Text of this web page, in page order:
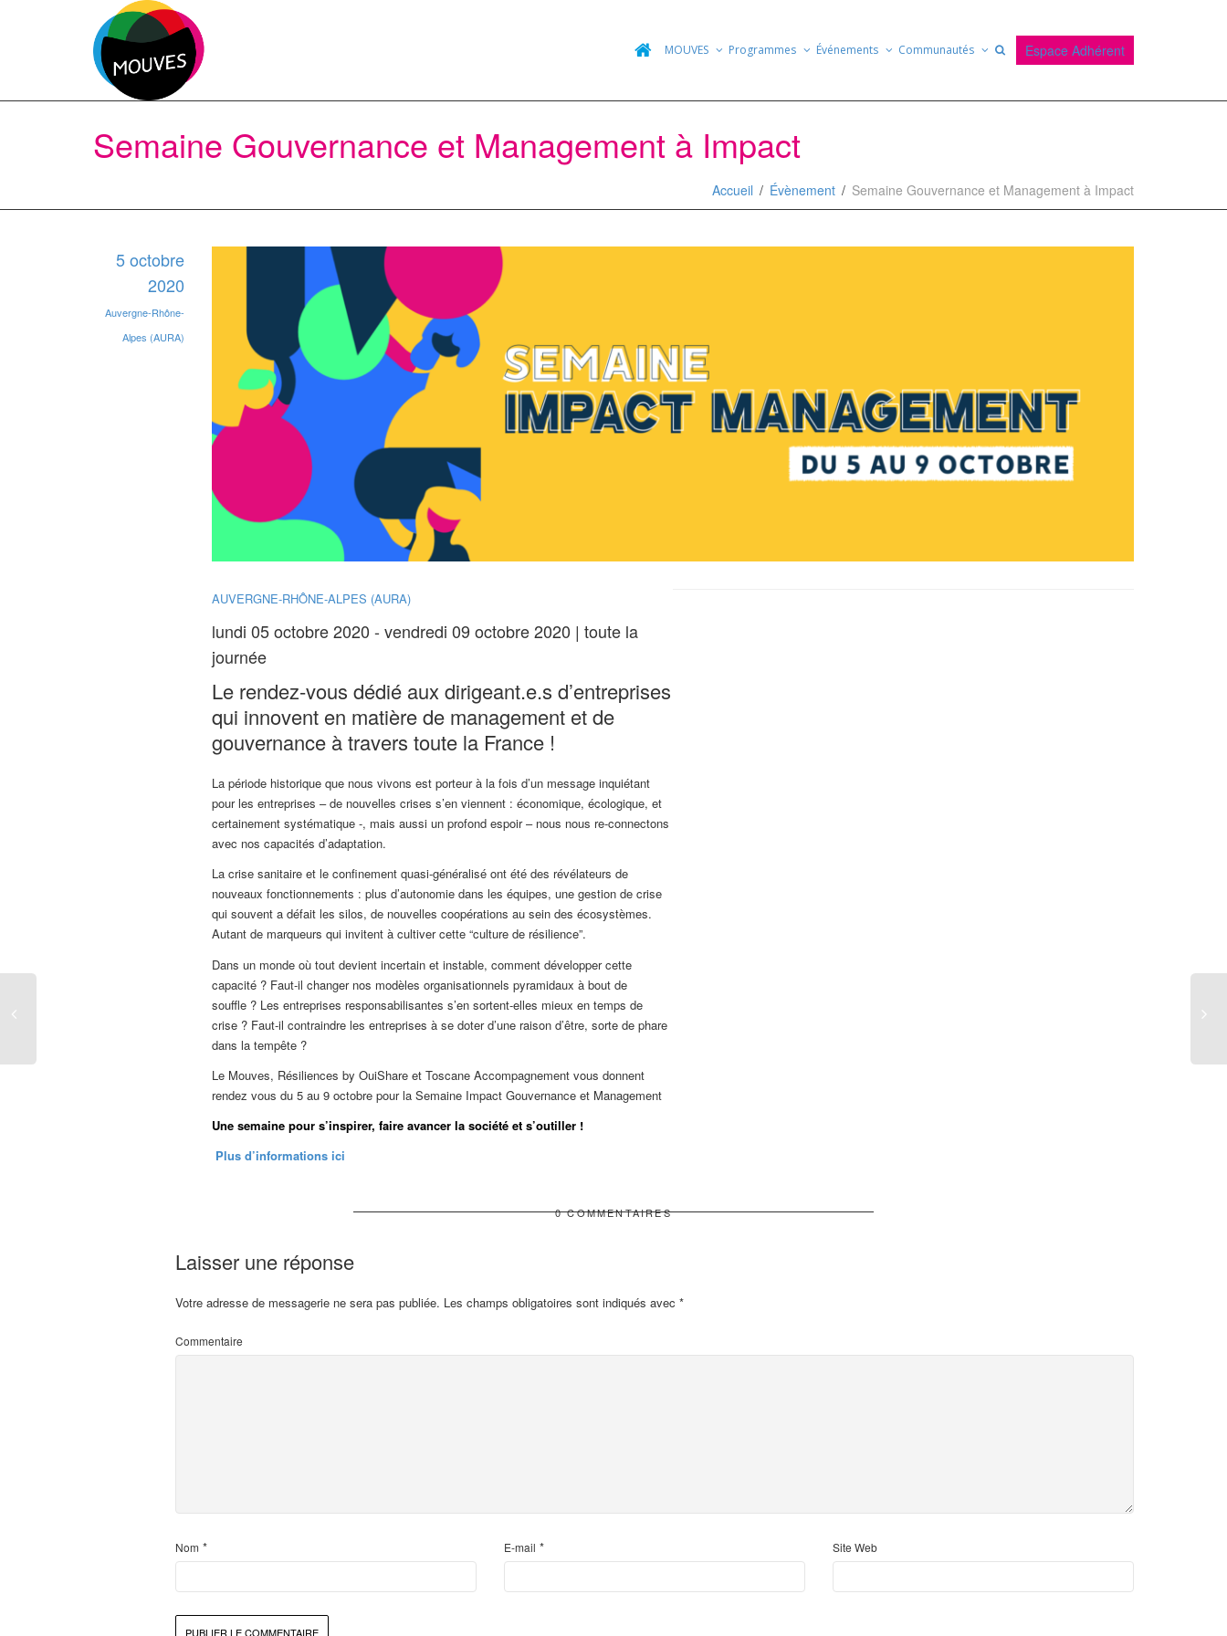
MOUVES Programmes Événements Communautés Espace Adhérent
Semaine Gouvernance et Management à Impact
Accueil Évènement Semaine Gouvernance et Management à Impact
5 octobre
2020
Auvergne-Rhône-
Alpes (AURA)
AUVERGNE-RHÔNE-ALPES (AURA)
lundi 05 octobre 2020 - vendredi 09 octobre 2020 | toute la
journée
Le rendez-vous dédié aux dirigeant.e.s d’entreprises
qui innovent en matière de management et de
gouvernance à travers toute la France !
La période historique que nous vivons est porteur à la fois d’un message inquiétant
pour les entreprises – de nouvelles crises s’en viennent : économique, écologique, et
certainement systématique -, mais aussi un profond espoir – nous nous re-connectons
avec nos capacités d’adaptation.
La crise sanitaire et le confinement quasi-généralisé ont été des révélateurs de
nouveaux fonctionnements : plus d’autonomie dans les équipes, une gestion de crise
qui souvent a défait les silos, de nouvelles coopérations au sein des écosystèmes.
Autant de marqueurs qui invitent à cultiver cette “culture de résilience”.
Dans un monde où tout devient incertain et instable, comment développer cette
capacité ? Faut-il changer nos modèles organisationnels pyramidaux à bout de
souffle ? Les entreprises responsabilisantes s’en sortent-elles mieux en temps de
crise ? Faut-il contraindre les entreprises à se doter d’une raison d’être, sorte de phare
dans la tempête ?
Le Mouves, Résiliences by OuiShare et Toscane Accompagnement vous donnent
rendez vous du 5 au 9 octobre pour la Semaine Impact Gouvernance et Management
Une semaine pour s’inspirer, faire avancer la société et s’outiller !
Plus d’informations ici
0 COMMENTAIRES
Laisser une réponse
Votre adresse de messagerie ne sera pas publiée. Les champs obligatoires sont indiqués avec *
Commentaire
Nom * E-mail * Site Web